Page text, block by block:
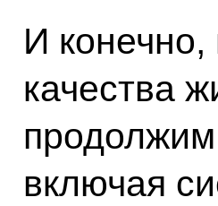
И
качества
включая